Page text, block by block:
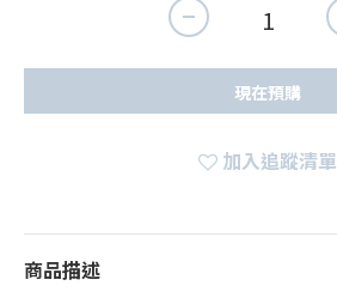
現在預購
加入追蹤清單
商品描述